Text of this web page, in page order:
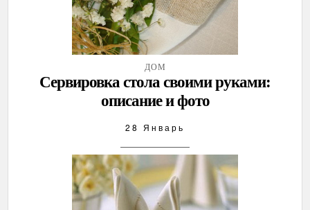
ДОМ
Сервировка стола своими руками:
описание и фото
28 Январь